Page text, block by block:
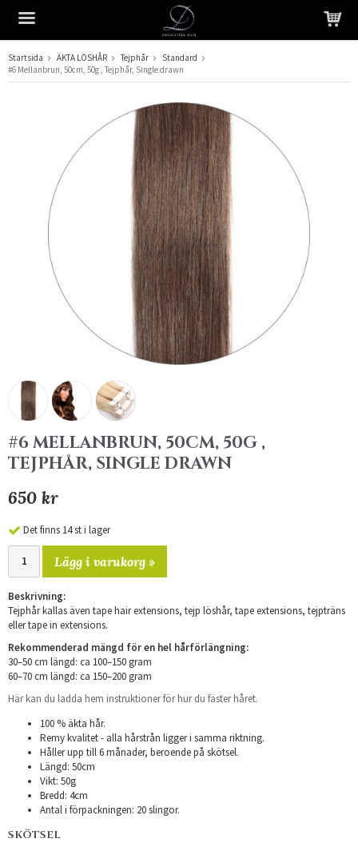
Produkten har blivit tillagd i varukorgen
Startsida ÄKTA LÖSHÅR Tejphår
Standard
#6 Mellanbrun, 50cm, 50g , Tejphår, Single drawn
#6 MELLANBRUN, 50CM, 50G ,
TEJPHÅR, SINGLE DRAWN
650 kr
Det finns 14 st i lager
Lägg i varukorg »
Beskrivning:
Tejphår kallas även tape hair extensions, tejp löshår, tape extensions, tejpträns
eller tape in extensions.
Rekommenderad mängd för en hel hårförlängning:
30–50 cm längd: ca 100–150 gram
60–70 cm längd: ca 150–200 gram
Här kan du ladda hem instruktioner för hur du fäster håret.
100 % äkta hår.
Remy kvalitet - alla hårstrån ligger i samma riktning.
Håller upp till 6 månader, beroende på skötsel.
Längd: 50cm
Vikt: 50g
Bredd: 4cm
Antal i förpackningen: 20 slingor.
SKÖTSEL